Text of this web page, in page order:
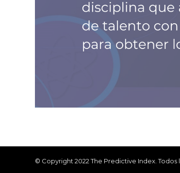
© Copyright 2022 The Predictive Index. Todos